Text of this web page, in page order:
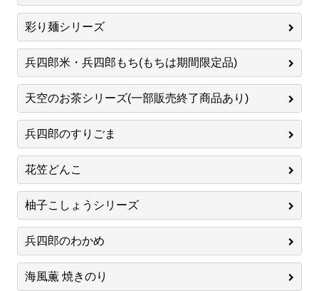
彩り麺シリーズ
兵四郎米・兵四郎もち(もちは期間限定品)
天空のお茶シリーズ(一部販売終了商品あり)
兵四郎のすりごま
花笠どんこ
柚子こしょうシリーズ
兵四郎のわかめ
海風薫 焼きのり